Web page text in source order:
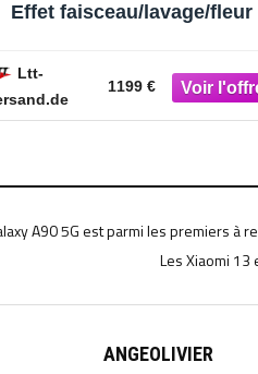
Effet faisceau/lavage/fleur
Ltt-
1199 €
A90 5G est parmi les premiers à
Les Xiaomi
ANGEOLIVIER